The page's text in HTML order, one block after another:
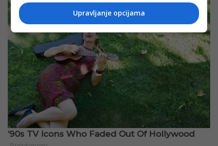
Upravljanje opcijama